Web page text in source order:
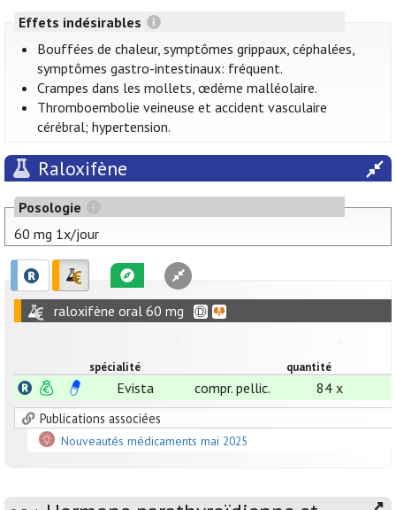
Effets indésirables
Bouffées de chaleur, symptômes grippaux, céphalées,
symptômes gastro-intestinaux: fréquent.
Crampes dans les mollets, œdème malléolaire.
Thromboembolie veineuse et accident vasculaire
cérébral; hypertension.
Raloxifène
Posologie
60 mg 1x/jour
raloxifène oral 60 mg
spécialité quantité
Evista compr. pellic. 84 x
Publications associées
Nouveautés médicaments mai 2025